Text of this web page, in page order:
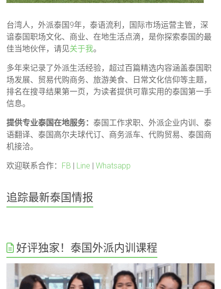
台湾人，外派泰国9年，泰语流利，国际市场运营主管，深
谙泰国职场文化、商业、在地生活点滴，是你探索泰国的最
佳当地伙伴，请见关于我。
多年来记录了外派生活经验，超过百篇精选内容涵盖泰国职
场发展、贸易代购商务、旅游美食、日常文化信仰等主题，
排名在搜寻结果第一页，为读者提供可靠实用的泰国第一手
信息。
提供专业泰国在地服务：泰国工作求职、外派企业内训、泰
语翻译、泰国高尔夫球代订、商务派车、代购贸易、泰国商
机接洽。
欢迎联系合作： FB | Line |Whatsapp
追踪最新泰国情报
好评独家！泰国外派内训课程